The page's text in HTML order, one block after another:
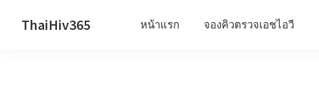
ThaiHiv365 หน้าแรก จองคิวตรวจเอชไอวี